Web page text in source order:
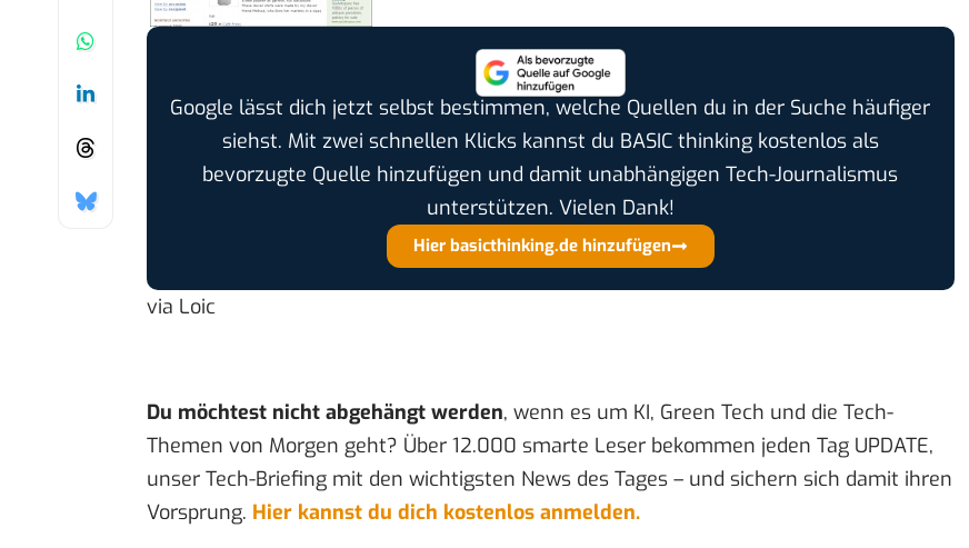
Google lässt dich jetzt selbst bestimmen, welche Quellen du in der Suche häufiger
siehst. Mit zwei schnellen Klicks kannst du BASIC thinking kostenlos als
bevorzugte Quelle hinzufügen und damit unabhängigen Tech-Journalismus
unterstützen. Vielen Dank!
Hier basicthinking.de hinzufügen
via Loic
Du möchtest nicht abgehängt werden, wenn es um KI, Green Tech und die Tech-
Themen von Morgen geht? Über 12.000 smarte Leser bekommen jeden Tag UPDATE,
unser Tech-Briefing mit den wichtigsten News des Tages – und sichern sich damit ihren
Vorsprung. Hier kannst du dich kostenlos anmelden.